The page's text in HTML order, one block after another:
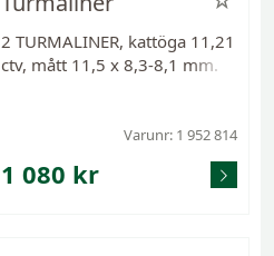
2 TURMALINER, kattöga 11,21
ctv, mått 11,5 x 8,3-8,1 mm.
Varunr: 1 952 814
1 080 kr